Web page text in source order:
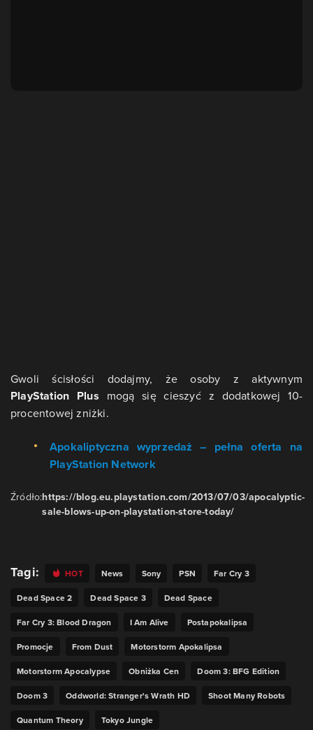
Gwoli ścisłości dodajmy, że osoby z aktywnym
PlayStation Plus mogą się cieszyć z dodatkowej 10-
procentowej zniżki.
Apokaliptyczna wyprzedaż – pełna oferta na
PlayStation Network
Źródło:https://blog.eu.playstation.com/2013/07/03/apocalyptic-
sale-blows-up-on-playstation-store-today/
Tagi: HOT News Sony PSN
Far Cry 3
Dead Space 2
Dead Space 3
Dead Space
Far Cry 3: Blood Dragon
I Am Alive
Postapokalipsa
Promocje
From Dust
Motorstorm Apokalipsa
Motorstorm Apocalypse
Obniżka Cen
Doom 3: BFG Edition
Doom 3
Oddworld: Stranger's Wrath HD
Shoot Many Robots
Quantum Theory
Tokyo Jungle